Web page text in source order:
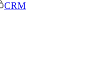
CRM